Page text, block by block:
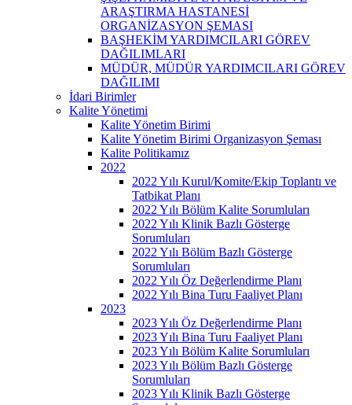
ARAŞTIRMA HASTANESİ
ORGANİZASYON ŞEMASI
BAŞHEKİM YARDIMCILARI GÖREV
DAĞILIMLARI
MÜDÜR, MÜDÜR YARDIMCILARI GÖREV
DAĞILIMI
İdari Birimler
Kalite Yönetimi
Kalite Yönetim Birimi
Kalite Yönetim Birimi Organizasyon Şeması
Kalite Politikamız
2022
2022 Yılı Kurul/Komite/Ekip Toplantı ve
Tatbikat Planı
2022 Yılı Bölüm Kalite Sorumluları
2022 Yılı Klinik Bazlı Gösterge
Sorumluları
2022 Yılı Bölüm Bazlı Gösterge
Sorumluları
2022 Yılı Öz Değerlendirme Planı
2022 Yılı Bina Turu Faaliyet Planı
2023
2023 Yılı Öz Değerlendirme Planı
2023 Yılı Bina Turu Faaliyet Planı
2023 Yılı Bölüm Kalite Sorumluları
2023 Yılı Bölüm Bazlı Gösterge
Sorumluları
2023 Yılı Klinik Bazlı Gösterge